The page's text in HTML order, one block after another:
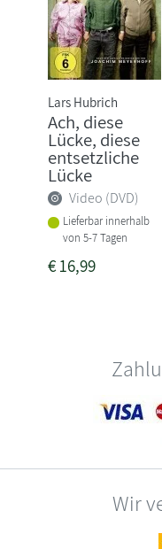
Lars Hubrich
Ach, diese
Lücke, diese
entsetzliche
Lücke
Video (DVD)
Lieferbar innerhalb
von 5-7 Tagen
€16,99
Wir